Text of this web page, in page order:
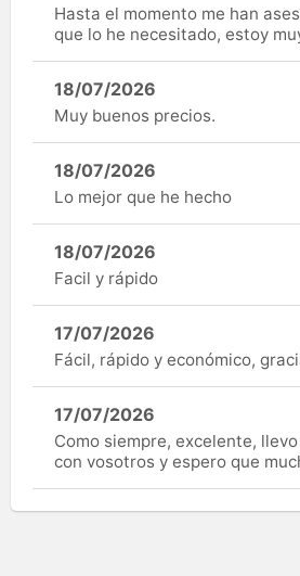
Hasta el momento me han
que lo he necesitado, estoy
18/07/2026
Muy buenos precios.
18/07/2026
Lo mejor que he hecho
18/07/2026
Facil y rápido
17/07/2026
Fácil, rápido y económico,
17/07/2026
Como siempre, excelente,
con vosotros y espero que